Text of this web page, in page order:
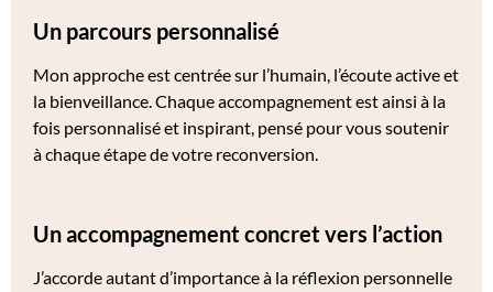
Un parcours personnalisé
Mon approche est centrée sur l’humain, l’écoute active et
la bienveillance. Chaque accompagnement est ainsi à la
fois personnalisé et inspirant, pensé pour vous soutenir
à chaque étape de votre reconversion.
Un accompagnement concret vers l’action
J’accorde autant d’importance à la réflexion personnelle